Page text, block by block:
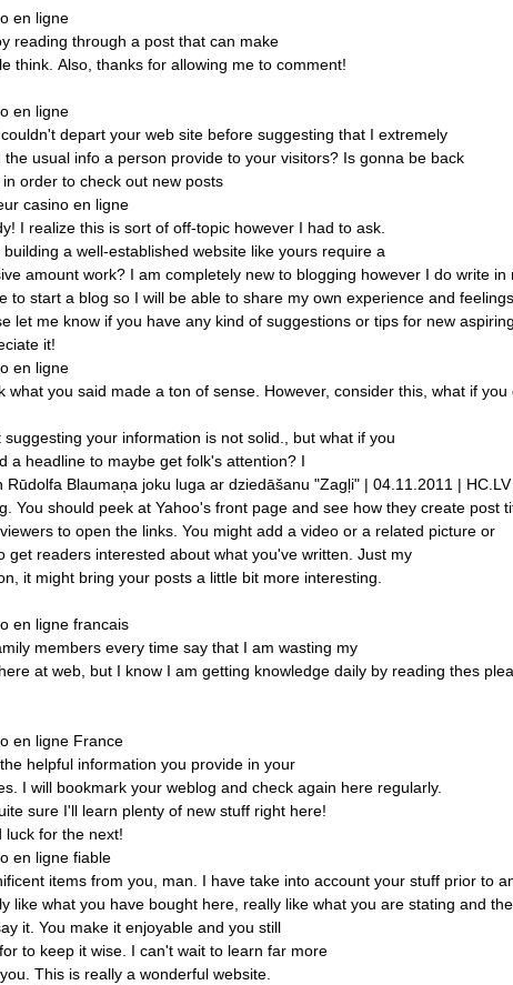
en ligne
reading through a post that can make
think. Also, thanks for allowing me to comment!
en ligne
couldn't depart your web site before suggesting that I extremely
the usual info a person provide to your visitors? Is gonna be back
in order to check out new posts
casino en ligne
I realize this is sort of off-topic however I had to ask.
building a well-established website like yours require a
amount work? I am completely new to blogging however I do write in
to start a blog so I will be able to share my own experience and feelings
let me know if you have any kind of suggestions or tips for new aspiring
it!
en ligne
what you said made a ton of sense. However, consider this, what if you
suggesting your information is not solid., but what if you
a headline to maybe get folk's attention? I
Rūdolfa Blaumaņa joku luga ar dziedāšanu "Zagļi" | 04.11.2011 | HC.LV
You should peek at Yahoo's front page and see how they create post
viewers to open the links. You might add a video or a related picture or
get readers interested about what you've written. Just my
it might bring your posts a little bit more interesting.
en ligne francais
members every time say that I am wasting my
here at web, but I know I am getting knowledge daily by reading thes
en ligne France
the helpful information you provide in your
I will bookmark your weblog and check again here regularly.
sure I'll learn plenty of new stuff right here!
luck for the next!
en ligne fiable
items from you, man. I have take into account your stuff prior to
like what you have bought here, really like what you are stating and the
it. You make it enjoyable and you still
for to keep it wise. I can't wait to learn far more
you. This is really a wonderful website.